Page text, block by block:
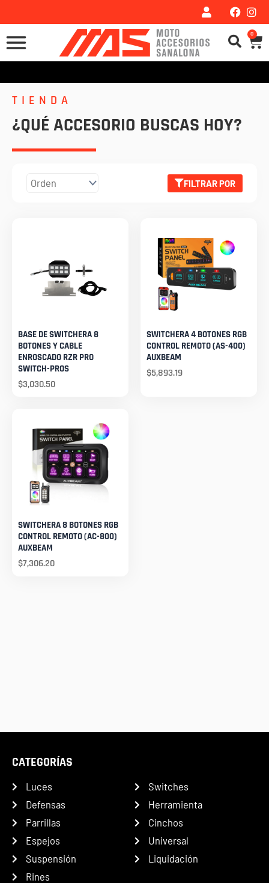
al
contenido
0
TIENDA
¿QUÉ ACCESORIO BUSCAS HOY?
FILTRAR POR
BASE DE SWITCHERA 8
BOTONES Y CABLE
ENROSCADO RZR PRO
SWITCH-PROS
$3,030.50
SWITCHERA 4 BOTONES RGB
CONTROL REMOTO (AS-400)
AUXBEAM
$5,893.19
SWITCHERA 8 BOTONES RGB
CONTROL REMOTO (AC-800)
AUXBEAM
$7,306.20
CATEGORÍAS
Luces
Defensas
Parrillas
Espejos
Suspensión
Rines
Switches
Herramienta
Cinchos
Universal
Liquidación